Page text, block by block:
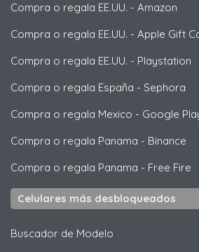
Compra o regala EE.UU. - Amazon
Compra o regala EE.UU. - Apple Gift
Compra o regala EE.UU. - Playstation
Compra o regala España - Sephora
Compra o regala Mexico - Google
Compra o regala Panama - Binance
Compra o regala Panama - Free Fire
Celulares más desbloqueados
Buscador de Modelo